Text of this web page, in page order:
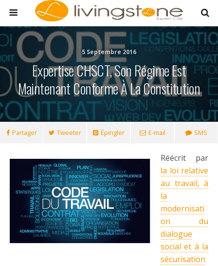
5 Septembre 2016
Expertise CHSCT, Son Régime Est
Maintenant Conforme À La Constitution
Partager Tweeter Épingler E-mail SMS
Réécrit par
la loi relative
au travail, à
la
modernisati
on du
dialogue
social et à la
sécurisation